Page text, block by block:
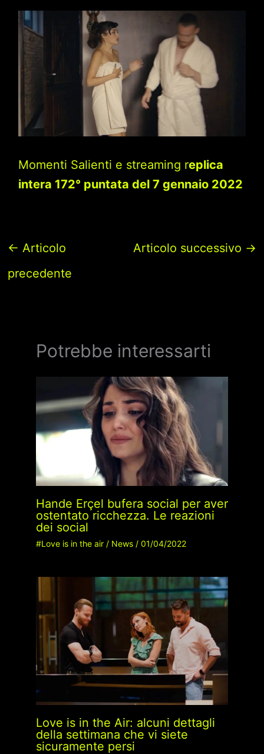
Momenti Salienti e streaming replica
intera 172° puntata del 7 gennaio 2022
← Articolo
precedente
Articolo successivo →
Potrebbe interessarti
Hande Erçel bufera social per aver
ostentato ricchezza. Le reazioni
dei social
#Love is in the air/ News/ 01/04/2022
Love is in the Air: alcuni dettagli
della settimana che vi siete
sicuramente persi